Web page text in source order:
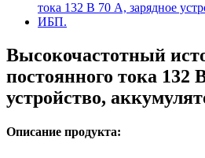
Высокочастотный
постоянного тока 132
устройство,
Описание продукта: